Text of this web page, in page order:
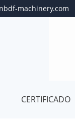
machinery.com
CERTIFICADO